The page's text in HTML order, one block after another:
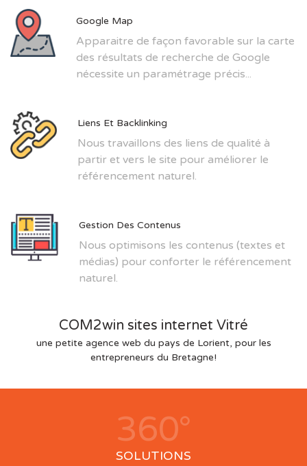
Google Map
Apparaitre de façon favorable sur la carte
des résultats de recherche de Google
nécessite un paramétrage précis...
Liens Et Backlinking
Nous travaillons des liens de qualité à
partir et vers le site pour améliorer le
référencement naturel.
Gestion Des Contenus
Nous optimisons les contenus (textes et
médias) pour conforter le référencement
naturel.
COM2win sites internet Vitré
une petite agence web du pays de Lorient, pour les
entrepreneurs du Bretagne!
360°
SOLUTIONS